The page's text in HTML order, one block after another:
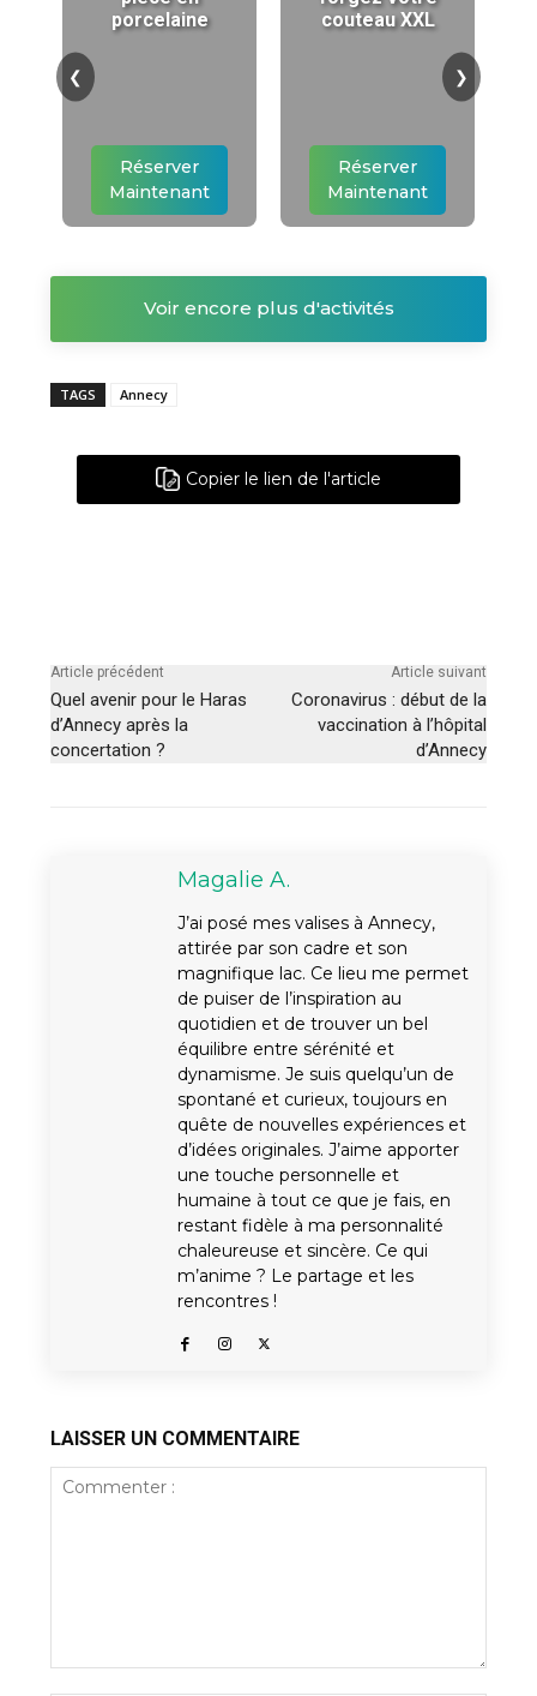
porcelaine
Réserver
Maintenant
couteau XXL
Réserver
Maintenant
❮ ❯
Voir encore plus d'activités
TAGS Annecy
Copier le lien de l'article
Article précédent
Quel avenir pour le Haras
d’Annecy après la
concertation ?
Article suivant
Coronavirus : début de la
vaccination à l’hôpital
d’Annecy
Magalie A.
J’ai posé mes valises à Annecy,
attirée par son cadre et son
magnifique lac. Ce lieu me permet
de puiser de l’inspiration au
quotidien et de trouver un bel
équilibre entre sérénité et
dynamisme. Je suis quelqu’un de
spontané et curieux, toujours en
quête de nouvelles expériences et
d’idées originales. J’aime apporter
une touche personnelle et
humaine à tout ce que je fais, en
restant fidèle à ma personnalité
chaleureuse et sincère. Ce qui
m’anime ? Le partage et les
rencontres !
LAISSER UN COMMENTAIRE